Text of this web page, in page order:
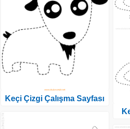
Keçi Çizgi Çalışma Sayfası